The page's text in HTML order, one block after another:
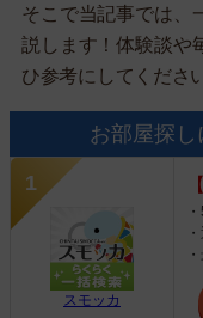
そこで当記事では、
説します！体験談や
ひ参考にしてくださ
お部屋探
スモッカ